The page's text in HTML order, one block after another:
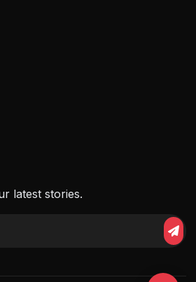
latest stories.